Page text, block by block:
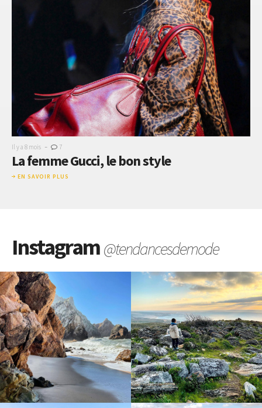
Il y a 8 mois - 7
La femme Gucci, le bon style
EN SAVOIR PLUS
Instagram@tendancesdemode